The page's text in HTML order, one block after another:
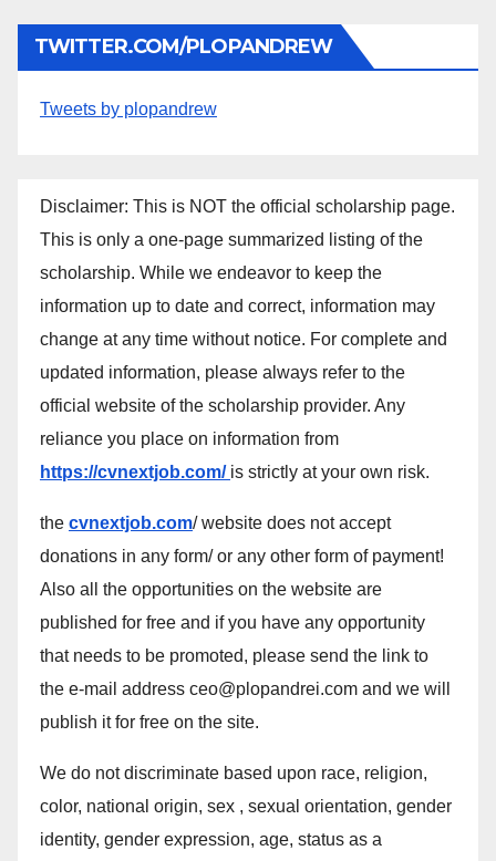
TWITTER.COM/PLOPANDREW
Tweets by plopandrew
Disclaimer: This is NOT the official scholarship page.
This is only a one-page summarized listing of the
scholarship. While we endeavor to keep the
information up to date and correct, information may
change at any time without notice. For complete and
updated information, please always refer to the
official website of the scholarship provider. Any
reliance you place on information from
https://cvnextjob.com/ is strictly at your own risk.
the cvnextjob.com/ website does not accept
donations in any form/ or any other form of payment!
Also all the opportunities on the website are
published for free and if you have any opportunity
that needs to be promoted, please send the link to
the e-mail address ceo@plopandrei.com and we will
publish it for free on the site.
We do not discriminate based upon race, religion,
color, national origin, sex , sexual orientation, gender
identity, gender expression, age, status as a